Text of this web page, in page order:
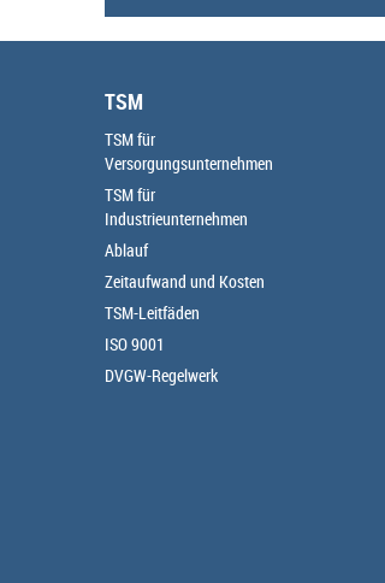
TSM
TSM für
Versorgungsunternehmen
TSM für
Industrieunternehmen
Ablauf
Zeitaufwand und Kosten
TSM-Leitfäden
ISO 9001
DVGW-Regelwerk